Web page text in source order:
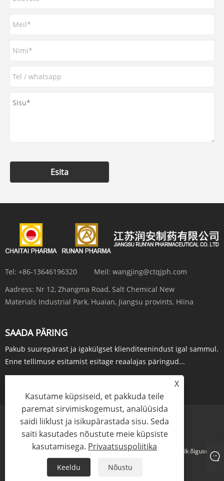
Esita
Tel: +86-13646196320 Meil: wangjing@ctqjph.com
Aadress: Nr 12, Zhangma Road, Salt Chemical New
Materials Industrial Park, Huaian, Jiangsu provints, Hiina
SAADA PÄRING
Pakub suurepärast ja igakülgset klienditeenindust igal sammul.
Enne tellimuse esitamist esitage reaalajas päringud...
Links Sitemap Privaatsuspoliitika
Autoriõigus © 2024 Jiangsu Run'an Pharmaceutical Co. Ltd. Kõik õigused
kaitstud.
X
Kasutame küpsiseid, et pakkuda teile
paremat sirvimiskogemust, analüüsida
saidi liiklust ja isikupärastada sisu. Seda
saiti kasutades nõustute meie küpsiste
kasutamisega. Privaatsuspoliitika
Keeldu Nõustu